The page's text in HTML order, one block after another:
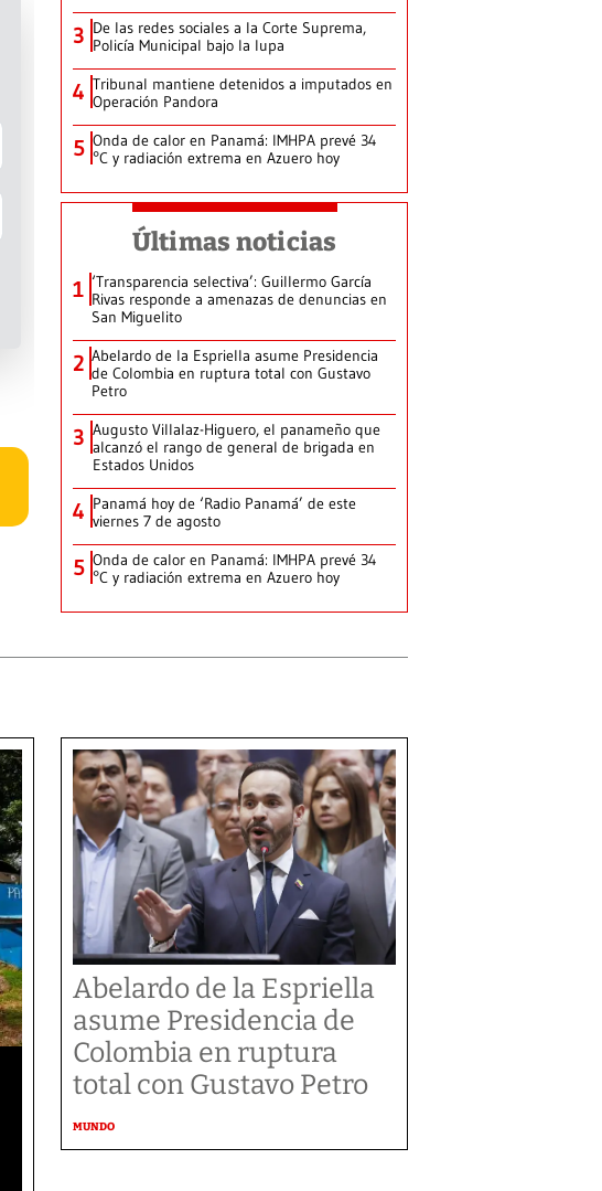
3 De las redes sociales a la Corte Suprema,
Policía Municipal bajo la lupa
4 Tribunal mantiene detenidos a imputados en
Operación Pandora
5 Onda de calor en Panamá: IMHPA prevé 34
°C y radiación extrema en Azuero hoy
Últimas noticias
1 ‘Transparencia selectiva’: Guillermo García
Rivas responde a amenazas de denuncias en
San Miguelito
2 Abelardo de la Espriella asume Presidencia
de Colombia en ruptura total con Gustavo
Petro
3 Augusto Villalaz-Higuero, el panameño que
alcanzó el rango de general de brigada en
Estados Unidos
4 Panamá hoy de ‘Radio Panamá’ de este
viernes 7 de agosto
5 Onda de calor en Panamá: IMHPA prevé 34
°C y radiación extrema en Azuero hoy
Abelardo de la Espriella
asume Presidencia de
Colombia en ruptura
total con Gustavo Petro
MUNDO